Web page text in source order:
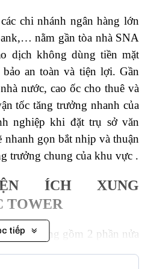
chi nhánh ngân hàng lớn
nằm gần tòa nhà SNA
dịch không dùng tiền mặt
an toàn và tiện lợi. Gần
nước, cao ốc cho thuê và
tốc tăng trưởng nhanh của
nghiệp khi đặt trụ sở văn
nhanh gọn bắt nhịp và thuận
trưởng chung của khu vực .
ÍCH XUNG
TOWER
ấn tượng gồm 2 phần nửa
lên nhau. Hai nửa này
tiếp